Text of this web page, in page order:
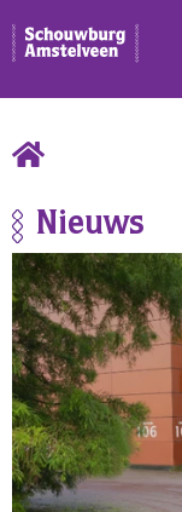
Nieuws